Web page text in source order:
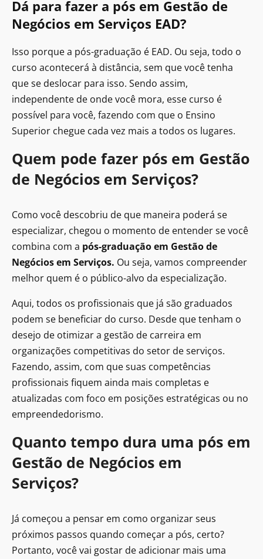
Dá para fazer a pós em Gestão de
Negócios em Serviços EAD?
Isso porque a pós-graduação é EAD. Ou seja, todo o
curso acontecerá à distância, sem que você tenha
que se deslocar para isso. Sendo assim,
independente de onde você mora, esse curso é
possível para você, fazendo com que o Ensino
Superior chegue cada vez mais a todos os lugares.
Quem pode fazer pós em Gestão
de Negócios em Serviços?
Como você descobriu de que maneira poderá se
especializar, chegou o momento de entender se você
combina com a pós-graduação em Gestão de
Negócios em Serviços. Ou seja, vamos compreender
melhor quem é o público-alvo da especialização.
Aqui, todos os profissionais que já são graduados
podem se beneficiar do curso. Desde que tenham o
desejo de otimizar a gestão de carreira em
organizações competitivas do setor de serviços.
Fazendo, assim, com que suas competências
profissionais fiquem ainda mais completas e
atualizadas com foco em posições estratégicas ou no
empreendedorismo.
Quanto tempo dura uma pós em
Gestão de Negócios em
Serviços?
Já começou a pensar em como organizar seus
próximos passos quando começar a pós, certo?
Portanto, você vai gostar de adicionar mais uma